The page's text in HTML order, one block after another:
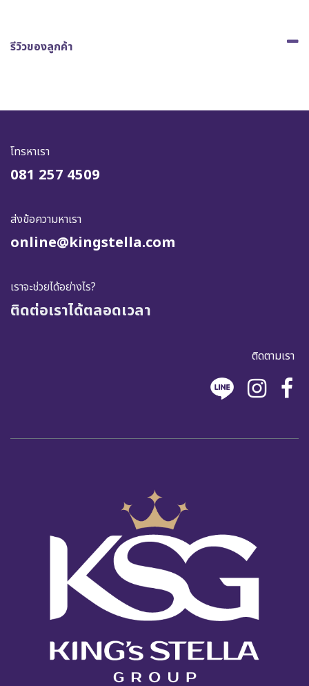
รีวิวของลูกค้า
โทรหาเรา
081 257 4509
ส่งข้อความหาเรา
online@kingstella.com
เราจะช่วยได้อย่างไร?
ติดต่อเราได้ตลอดเวลา
ติดตามเรา